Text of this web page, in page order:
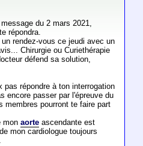
du 2 mars 2021,
répondra.
rendez-vous ce jeudi avec un
Chirurgie ou Curiethérapie
défend sa solution,
pas répondre à ton interrogation
encore passer par l'épreuve du
membres pourront te faire part
mon aorteascendante est
mon cardiologue toujours